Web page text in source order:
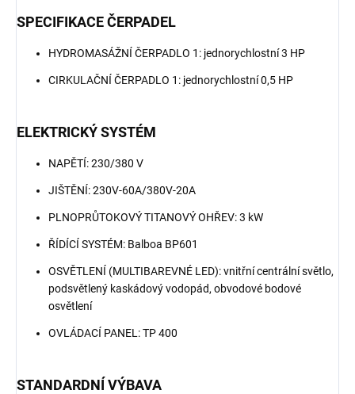
SPECIFIKACE ČERPADEL
HYDROMASÁŽNÍ ČERPADLO 1: jednorychlostní 3 HP
CIRKULAČNÍ ČERPADLO 1: jednorychlostní 0,5 HP
ELEKTRICKÝ SYSTÉM
NAPĚTÍ: 230/380 V
JIŠTĚNÍ: 230V-60A/380V-20A
PLNOPRŮTOKOVÝ TITANOVÝ OHŘEV: 3 kW
ŘÍDÍCÍ SYSTÉM: Balboa BP601
OSVĚTLENÍ (MULTIBAREVNÉ LED): vnitřní centrální světlo,
podsvětlený kaskádový vodopád, obvodové bodové
osvětlení
OVLÁDACÍ PANEL: TP 400
STANDARDNÍ VÝBAVA